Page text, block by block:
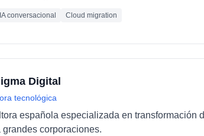
IA conversacional Cloud migration
Digital
tecnológica
española especializada en
grandes corporaciones.